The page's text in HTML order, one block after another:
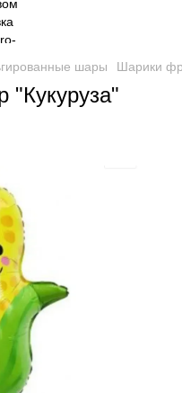
шары Шарики
"Кукуруза"